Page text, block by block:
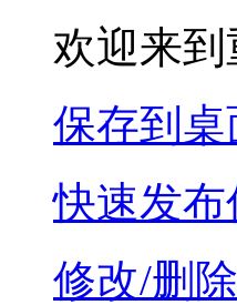
欢迎来
保存到桌
快速发布
修改/删